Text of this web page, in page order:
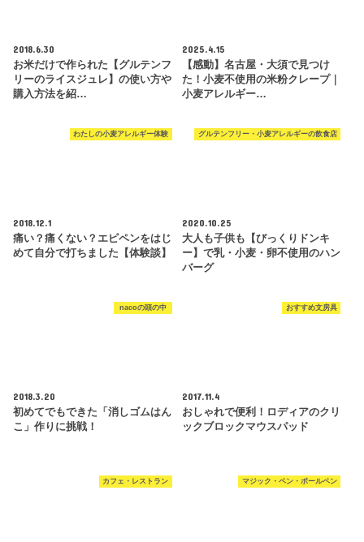
2018.6.30
お米だけで作られた【グルテンフ
リーのライスジュレ】の使い方や
購入方法を紹…
2025.4.15
【感動】名古屋・大須で見つけ
た！小麦不使用の米粉クレープ｜
小麦アレルギー…
わたしの小麦アレルギー体験
2018.12.1
痛い？痛くない？エピペンをはじ
めて自分で打ちました【体験談】
グルテンフリー・小麦アレルギーの飲食店
2020.10.25
大人も子供も【びっくりドンキ
ー】で乳・小麦・卵不使用のハン
バーグ
nacoの頭の中
2018.3.20
初めてでもできた「消しゴムはん
こ」作りに挑戦！
おすすめ文房具
2017.11.4
おしゃれで便利！ロディアのクリ
ックブロックマウスパッド
カフェ・レストラン マジック・ペン・ボールペン